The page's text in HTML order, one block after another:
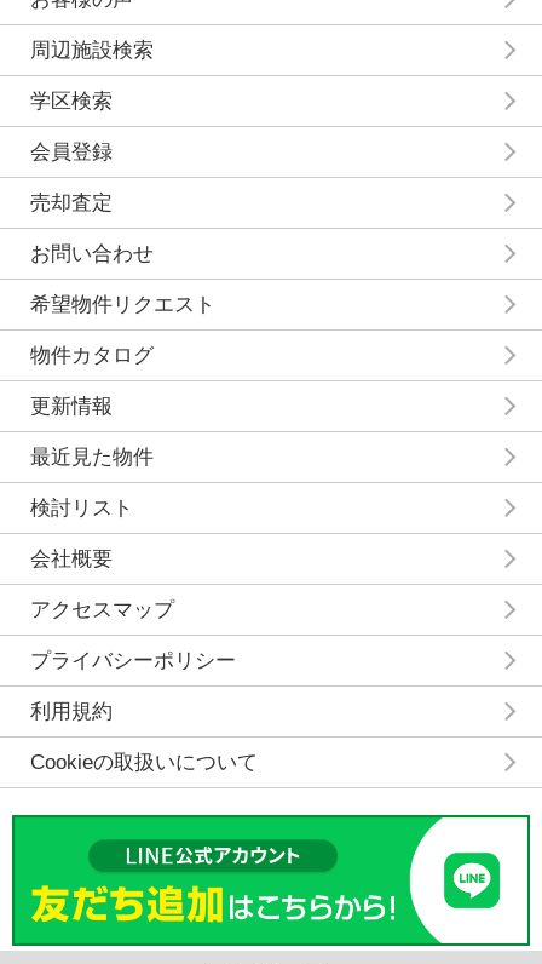
周辺施設検索
学区検索
会員登録
売却査定
お問い合わせ
希望物件リクエスト
物件カタログ
更新情報
最近見た物件
検討リスト
会社概要
アクセスマップ
プライバシーポリシー
利用規約
Cookieの取扱いについて